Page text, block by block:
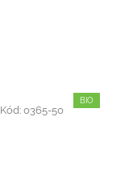
Kód:0365-50
BIO